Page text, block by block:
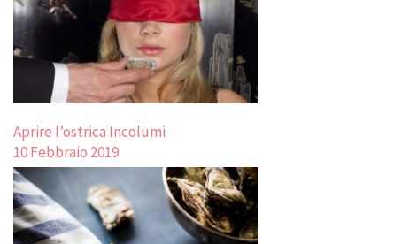
Aprire l’ostrica Incolumi
10 Febbraio 2019